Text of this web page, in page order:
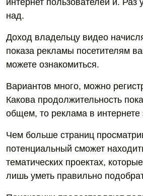
интернет пользователей и. Раз
над.
Доход владельцу видео
показа рекламы посетителям
можете ознакомиться.
Вариантов много, можно
Какова продолжительность
общем, то реклама в интернете
Чем больше страниц
потенциальный сможет
тематических проектах,
лишь уметь правильно